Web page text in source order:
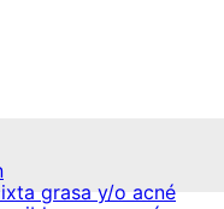
grasa y/o acné